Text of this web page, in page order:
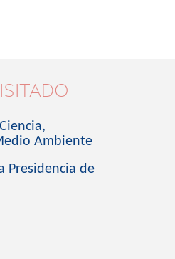
Ambiente
Presidencia de